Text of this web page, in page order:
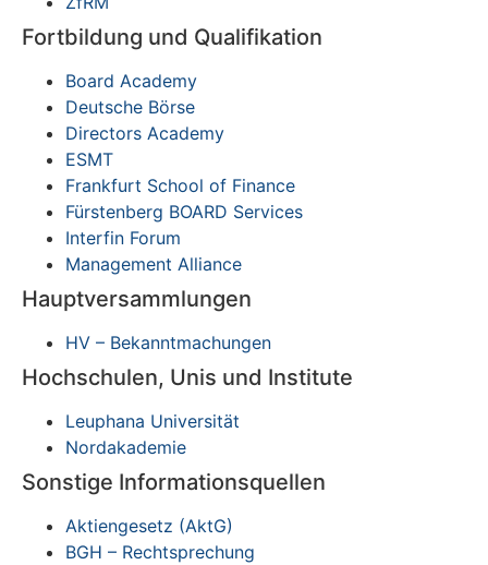
Fortbildung und Qualifikation
Board Academy
Deutsche Börse
Directors Academy
ESMT
Frankfurt School of Finance
Fürstenberg BOARD Services
Interfin Forum
Management Alliance
Hauptversammlungen
HV – Bekanntmachungen
Hochschulen, Unis und Institute
Leuphana Universität
Nordakademie
Sonstige Informationsquellen
Aktiengesetz (AktG)
BGH – Rechtsprechung